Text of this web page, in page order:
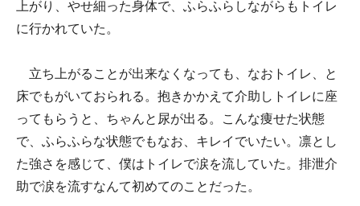
上がり、やせ細った身体で、ふらふらしながらもトイレ
に行かれていた。
立ち上がることが出来なくなっても、なおトイレ、と
床でもがいておられる。抱きかかえて介助しトイレに座
ってもらうと、ちゃんと尿が出る。こんな痩せた状態
で、ふらふらな状態でもなお、キレイでいたい。凛とし
た強さを感じて、僕はトイレで涙を流していた。排泄介
助で涙を流すなんて初めてのことだった。